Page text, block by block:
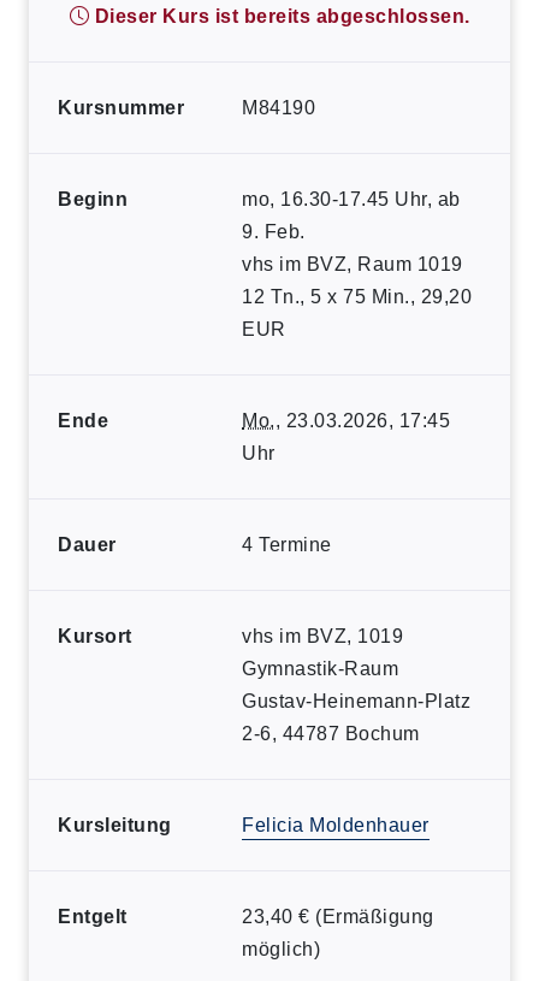
Dieser Kurs ist bereits abgeschlossen.
Kursnummer M84190
Beginn
mo, 16.30-17.45 Uhr, ab
9. Feb.
vhs im BVZ, Raum 1019
12 Tn., 5 x 75 Min., 29,20
EUR
Ende Mo., 23.03.2026, 17:45
Uhr
Dauer 4 Termine
Kursort
vhs im BVZ, 1019
Gymnastik-Raum
Gustav-Heinemann-Platz
2-6, 44787 Bochum
Kursleitung Felicia Moldenhauer
Entgelt
23,40 € (Ermäßigung
möglich)